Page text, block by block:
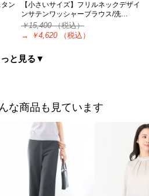
ン
【小さいサイズ】フリルネックデザイ
ンサテンワッシャーブラウス/洗…
￥15,400（税込）
→
￥4,620 （税込）
っと見る▼
な商品も見ています